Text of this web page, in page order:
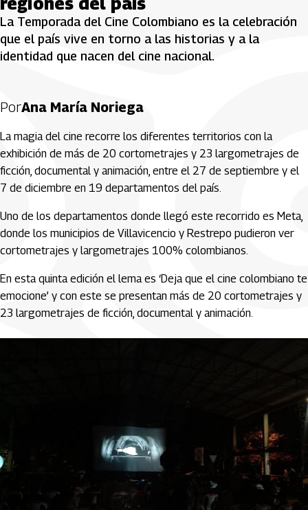
La Temporada del Cine Colombiano es la celebración
que el país vive en torno a las historias y a la
identidad que nacen del cine nacional.
PorAna María Noriega
La magia del cine recorre los diferentes territorios con la
exhibición de más de 20 cortometrajes y 23 largometrajes de
ficción, documental y animación, entre el 27 de septiembre y el
7 de diciembre en 19 departamentos del país.
Uno de los departamentos donde llegó este recorrido es Meta,
donde los municipios de Villavicencio y Restrepo pudieron ver
cortometrajes y largometrajes 100% colombianos.
En esta quinta edición el lema es ‘Deja que el cine colombiano te
emocione’ y con este se presentan más de 20 cortometrajes y
23 largometrajes de ficción, documental y animación.